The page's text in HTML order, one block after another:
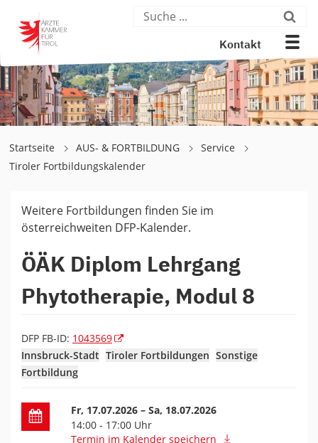
Kontakt
Startseite AUS- & FORTBILDUNG
Service
Tiroler Fortbildungskalender
Weitere Fortbildungen finden Sie im
österreichweiten DFP-Kalender.
ÖÄK Diplom Lehrgang
Phytotherapie, Modul 8
DFP FB-ID: 1043569
Innsbruck-Stadt Tiroler Fortbildungen Sonstige
Fortbildung
Datum der Fortbildung
Fr, 17.07.2026 – Sa, 18.07.2026
14:00 - 17:00 Uhr
Termin im Kalender speichern